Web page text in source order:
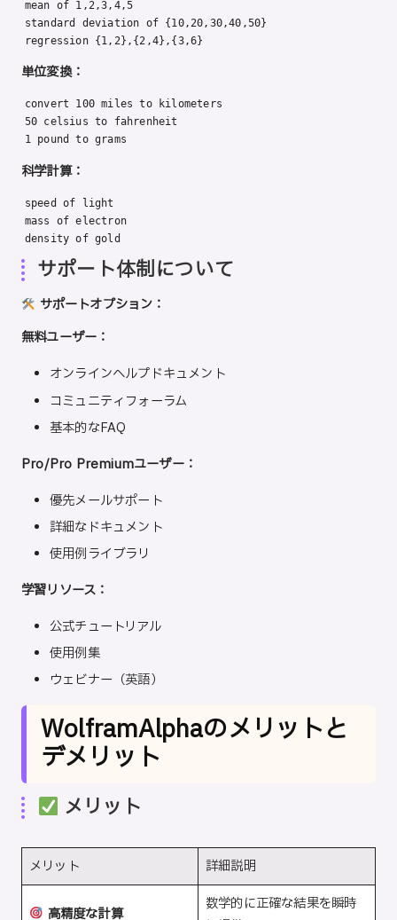
mean of 1,2,3,4,5
standard deviation of {10,20,30,40,50}
regression {1,2},{2,4},{3,6}
単位変換：
convert 100 miles to kilometers
50 celsius to fahrenheit
1 pound to grams
科学計算：
speed of light
mass of electron
density of gold
サポート体制について
サポートオプション：
無料ユーザー：
オンラインヘルプドキュメント
コミュニティフォーラム
基本的なFAQ
Pro/Pro Premiumユーザー：
優先メールサポート
詳細なドキュメント
使用例ライブラリ
学習リソース：
公式チュートリアル
使用例集
ウェビナー（英語）
WolframAlphaのメリットと
デメリット
メリット
メリット 詳細説明
高精度な計算
数学的に正確な結果を瞬時